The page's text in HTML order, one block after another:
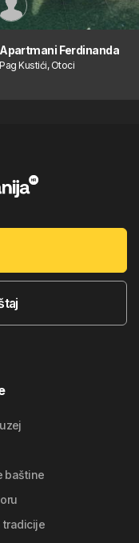
Apartmani Ferdinanda
Pag Kustići, Otoci
baštine
tradicije